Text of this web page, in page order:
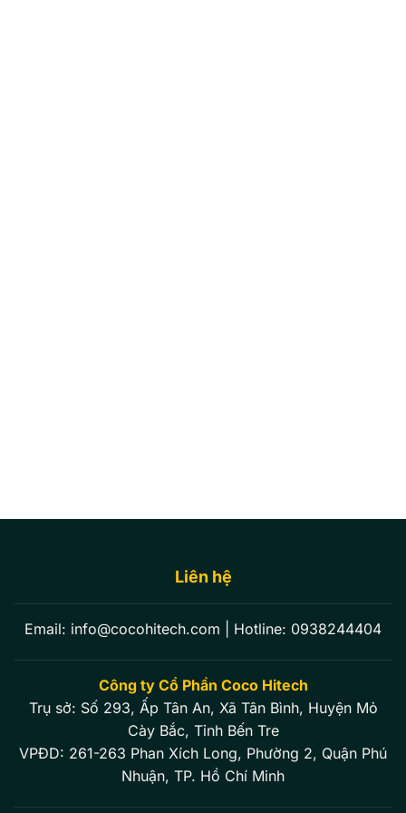
Liên hệ
Email: info@cocohitech.com | Hotline: 0938244404
Công ty Cổ Phần Coco Hitech
Trụ sở: Số 293, Ấp Tân An, Xã Tân Bình, Huyện Mỏ
Cày Bắc, Tỉnh Bến Tre
VPĐD: 261-263 Phan Xích Long, Phường 2, Quận Phú
Nhuận, TP. Hồ Chí Minh